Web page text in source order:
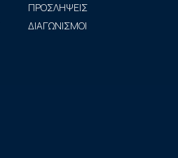
ΠΡΟΣΛΗΨΕΙΣ
ΔΙΑΓΩΝΙΣΜΟΙ